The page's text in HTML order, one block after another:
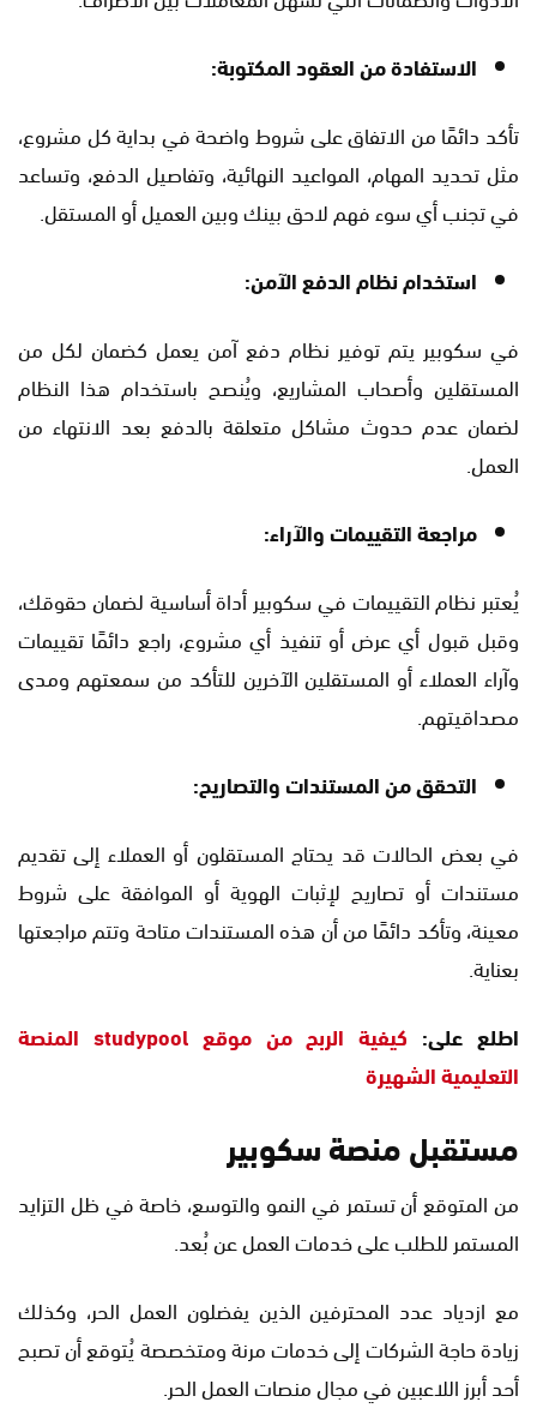
الاستفادة من العقود المكتوبة:
تأكد دائمًا من الاتفاق على شروط واضحة في بداية كل مشروع،
مثل تحديد المهام، المواعيد النهائية، وتفاصيل الدفع، وتساعد
في تجنب أي سوء فهم لاحق بينك وبين العميل أو المستقل.
استخدام نظام الدفع الآمن:
في سكوبير يتم توفير نظام دفع آمن يعمل كضمان لكل من
المستقلين وأصحاب المشاريع، ويُنصح باستخدام هذا النظام
لضمان عدم حدوث مشاكل متعلقة بالدفع بعد الانتهاء من
العمل.
مراجعة التقييمات والآراء:
يُعتبر نظام التقييمات في سكوبير أداة أساسية لضمان حقوقك،
وقبل قبول أي عرض أو تنفيذ أي مشروع، راجع دائمًا تقييمات
وآراء العملاء أو المستقلين الآخرين للتأكد من سمعتهم ومدى
مصداقيتهم.
التحقق من المستندات والتصاريح:
في بعض الحالات قد يحتاج المستقلون أو العملاء إلى تقديم
مستندات أو تصاريح لإثبات الهوية أو الموافقة على شروط
معينة، وتأكد دائمًا من أن هذه المستندات متاحة وتتم مراجعتها
بعناية.
اطلع على:
كيفية الربح من موقع studypool المنصة
التعليمية الشهيرة
مستقبل منصة سكوبير
من المتوقع أن تستمر في النمو والتوسع، خاصة في ظل التزايد
المستمر للطلب على خدمات العمل عن بُعد.
مع ازدياد عدد المحترفين الذين يفضلون العمل الحر، وكذلك
زيادة حاجة الشركات إلى خدمات مرنة ومتخصصة يُتوقع أن تصبح
أحد أبرز اللاعبين في مجال منصات العمل الحر.